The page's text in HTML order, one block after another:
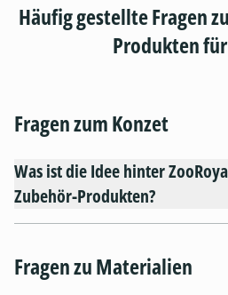
Häufig gestellte Fragen
Produkten
Fragen zum Konzet
Was ist die Idee hinter
Zubehör-Produkten?
Fragen zu Materialien